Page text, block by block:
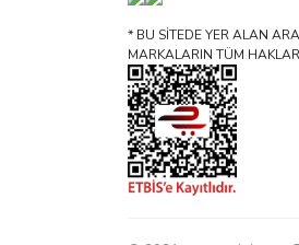
* BU SİTEDE YER ALAN
MARKALARIN TÜM